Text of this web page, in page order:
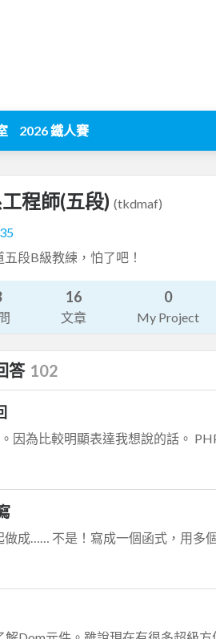
2026 鐵人賽
程師(五段) (tkdmaf)
段B級教練，怕了吧！
16
文章
0
My Project
答 102